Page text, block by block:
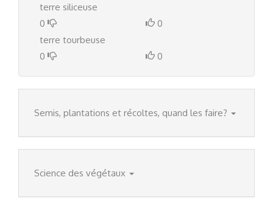
terre siliceuse
0
0
terre tourbeuse
0
0
Semis, plantations et récoltes, quand les faire?
Science des végétaux